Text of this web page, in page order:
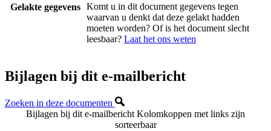
Gelakte gegevens Komt u in dit document gegevens tegen
waarvan u denkt dat deze gelakt hadden
moeten worden? Of is het document slecht
leesbaar? Laat het ons weten
Bijlagen bij dit e-mailbericht
Zoeken in deze documenten
Bijlagen bij dit e-mailbericht Kolomkoppen met links zijn
sorteerbaar